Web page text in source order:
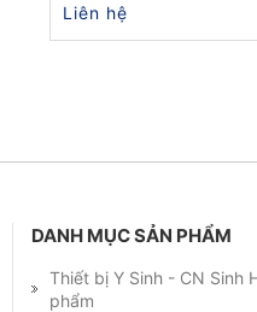
Liên hệ
DANH MỤC SẢN PHẨM
Thiết bị Y Sinh - CN Sinh
phẩm